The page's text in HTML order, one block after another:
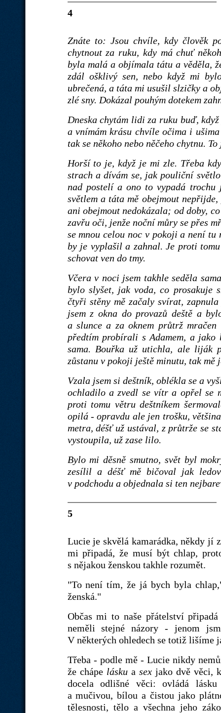
4
Znáte to: Jsou chvíle, kdy člověk
chytnout za ruku, kdy má chuť
byla malá a objímala tátu a věděla,
zdál ošklivý sen, nebo když mi
ubrečená, a táta mi usušil slzičky a
zlé sny. Dokázal pouhým dotekem
Dneska chytám lidi za ruku buď,
a vnímám krásu chvíle očima i
tak se někoho nebo něčeho chytnu.
Horší to je, když je mi zle. Třeba
strach a dívám se, jak pouliční
nad postelí a ono to vypadá
světlem a táta mě obejmout
ani obejmout nedokázala; od doby,
zavřu oči, jenže noční můry se přes
se mnou celou noc v pokoji a není
by je vyplašil a zahnal. Je proti
schovat ven do tmy.
Včera v noci jsem takhle seděla
bylo slyšet, jak voda, co prosakuje
čtyři stěny mě začaly svírat,
jsem z okna do provazů deště a
a slunce a za oknem průtrž
předtím probírali s Adamem, a jako
sama. Bouřka už utichla, ale liják
zůstanu v pokoji ještě minutu, tak
Vzala jsem si deštník, oblékla se a
ochladilo a zvedl se vítr a opřel se
proti tomu větru deštníkem
opilá - opravdu ale jen trošku,
metra, déšť už ustával, z průtrže se
vystoupila, už zase lilo.
Bylo mi děsně smutno, svět byl
zesílil a déšť mě bičoval jak
v podchodu a objednala si ten
5
Lucie je skvělá kamarádka, někdy jí
mi připadá, že musí být chlap,
s nějakou ženskou takhle rozumět.
"To není tím, že já bych byla
ženská."
Občas mi to naše přátelství
neměli stejné názory - jenom
V některých ohledech se totiž lišíme
Třeba - podle mě - Lucie nikdy
že chápe láskua sex jako dvě věci,
docela odlišné věci: ovládá
a mučivou, bílou a čistou jako
tělesnosti, tělo a všechna jeho